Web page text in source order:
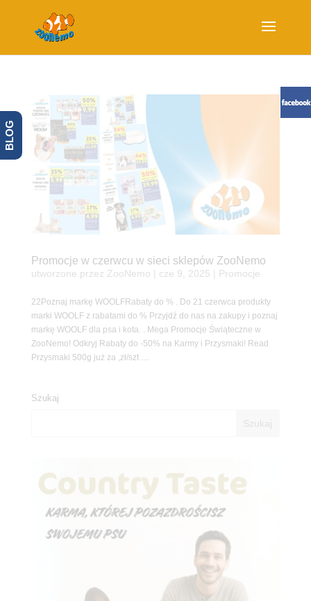
Promocje w czerwcu w sieci sklepów ZooNemo
utworzone przez ZooNemo cze 9, 2025 Promocje
22Poznaj markę WOOLFRabaty do % . Do 21 czerwca produkty
marki WOOLF z rabatami do % Przyjdź do nas na zakupy i poznaj
markę WOOLF dla psa i kota. . Mega Promocje Świąteczne w
ZooNemo! Odkryj Rabaty do -50% na Karmy i Przysmaki! Read
Przysmaki 500g już za ,zł/szt ....
Szukaj
BLOG